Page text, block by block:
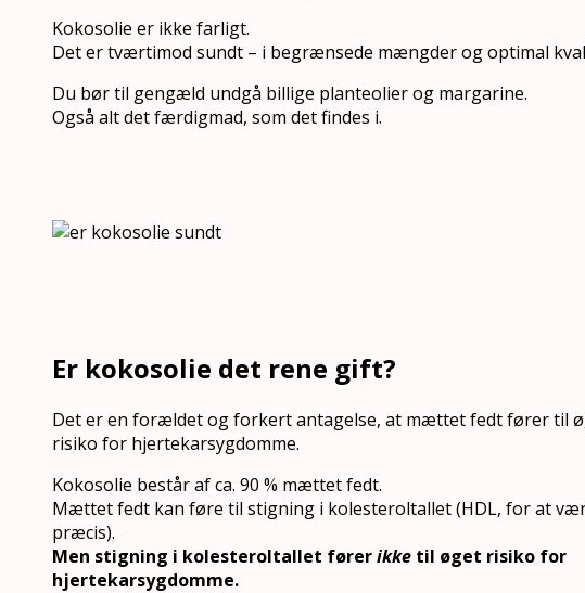
Kokosolie er ikke farligt.
Det er tværtimod sundt – i begrænsede mængder og optimal
Du bør til gengæld undgå billige planteolier og margarine.
Også alt det færdigmad, som det findes i.
Er kokosolie det rene gift?
Det er en forældet og forkert antagelse, at mættet fedt fører til
risiko for hjertekarsygdomme.
Kokosolie består af ca. 90 % mættet fedt.
Mættet fedt kan føre til stigning i kolesteroltallet (HDL, for at
præcis).
Men stigning i kolesteroltallet førerikke til øget risiko for
hjertekarsygdomme.